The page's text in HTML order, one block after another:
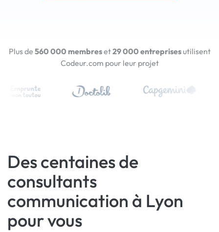
Plus de 560 000 membreset29 000 entreprisesutilisent
Codeur.com pour leur projet
Des centaines de
consultants
communication à Lyon
pour vous